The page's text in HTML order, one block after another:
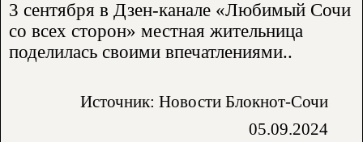
3 сентября в Дзен-канале «Любимый Сочи
со всех сторон» местная жительница
поделилась своими впечатлениями..
Источник: Новости Блокнот-Сочи
05.09.2024